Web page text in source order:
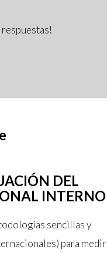
respuestas!
DEL
INTERNO
sencillas y
para medir